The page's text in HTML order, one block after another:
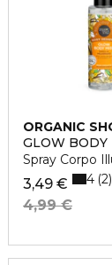
ORGANIC
GLOW BODY
Spray Corpo
3,49 €
4,99 €
4 2